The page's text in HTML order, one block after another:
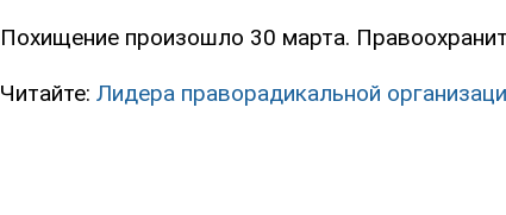
Похищение произошло 30 марта.
Читайте: Лидера праворадикальной